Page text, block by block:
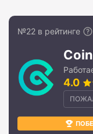
№22 в рейтинге
4.0